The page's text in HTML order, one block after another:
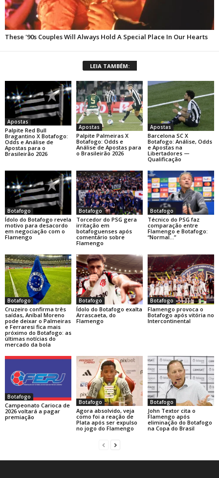
LEIA TAMBÉM:
Apostas
Palpite Red Bull
Bragantino X Botafogo:
Odds e Análise de
Apostas para o
Brasileirão 2026
Apostas
Palpite Palmeiras X
Botafogo: Odds e
Análise de Apostas para
o Brasileirão 2026
Apostas
Barcelona SC X
Botafogo: Análise, Odds
e Apostas na
Libertadores —
Qualificação
Botafogo
Ídolo do Botafogo revela
motivo para desacordo
em negociação com o
Flamengo
Botafogo
Torcedor do PSG gera
irritação em
botafoguenses após
comentário sobre
Flamengo
Botafogo
Técnico do PSG faz
comparação entre
Flamengo e Botafogo:
“Normal…”
Botafogo
Cruzeiro confirma três
saídas, Aníbal Moreno
pode deixar o Palmeiras
e Ferraresi fica mais
próximo do Botafogo: as
últimas notícias do
mercado da bola
Botafogo
Ídolo do Botafogo exalta
Arrascaeta, do
Flamengo
Botafogo
Flamengo provoca o
Botafogo após vitória no
Intercontinental
Botafogo
Campeonato Carioca de
2026 voltará a pagar
premiação
Botafogo
Agora absolvido, veja
como foi a reação de
Plata após ser expulso
no jogo do Flamengo
Botafogo
John Textor cita o
Flamengo após
eliminação do Botafogo
na Copa do Brasil